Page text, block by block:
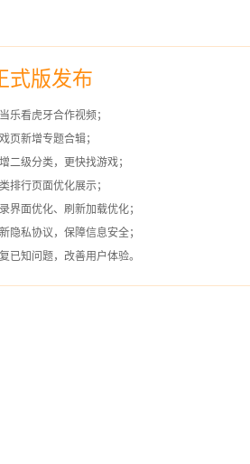
式版发布
乐看虎牙合作视频；
页新增专题合辑；
二级分类，更快找游戏；
排行页面优化展示；
界面优化、刷新加载优化；
隐私协议，保障信息安全；
已知问题，改善用户体验。